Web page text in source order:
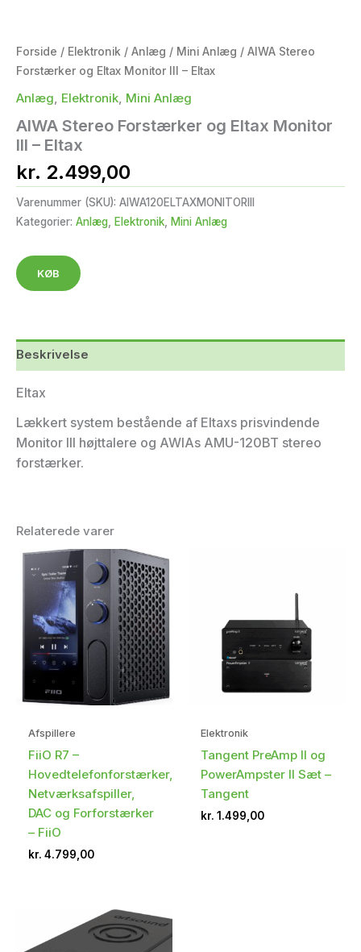
Forside / Elektronik / Anlæg / Mini Anlæg / AIWA Stereo
Forstærker og Eltax Monitor III – Eltax
Anlæg, Elektronik, Mini Anlæg
AIWA Stereo Forstærker og Eltax Monitor
III – Eltax
kr. 2.499,00
Varenummer (SKU): AIWA120ELTAXMONITORIII
Kategorier: Anlæg Elektronik Mini Anlæg
KØB
Beskrivelse
Eltax
Lækkert system bestående af Eltaxs prisvindende
Monitor III højttalere og AWIAs AMU-120BT stereo
forstærker.
Relaterede varer
Afspillere
FiiO R7 –
Hovedtelefonforstærker,
Netværksafspiller,
DAC og Forforstærker
– FiiO
kr. 4.799,00
Elektronik
Tangent PreAmp II og
PowerAmpster II Sæt –
Tangent
kr. 1.499,00